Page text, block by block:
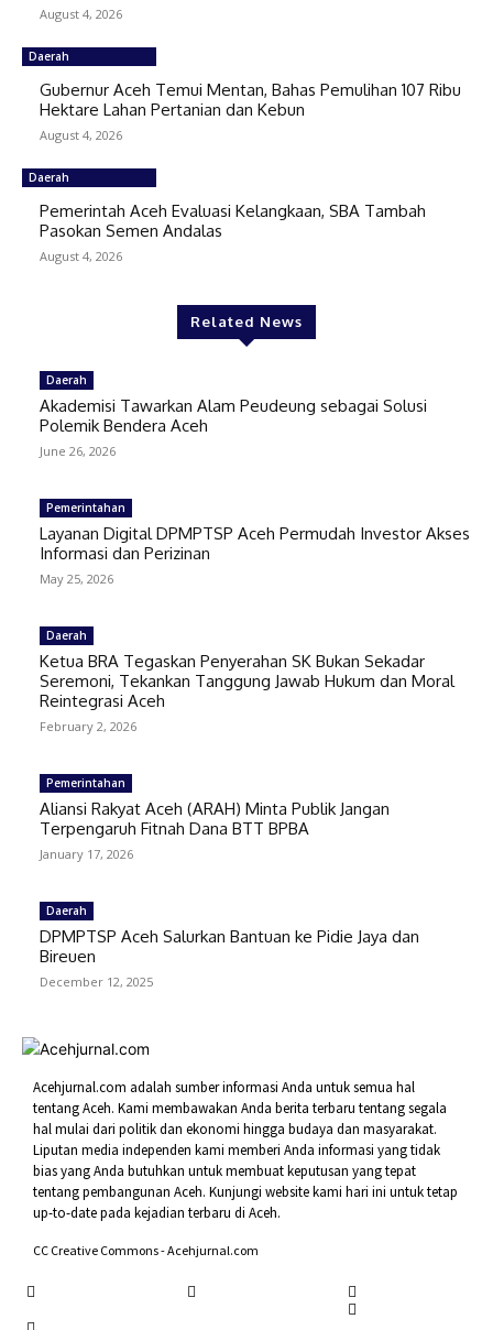
August 4, 2026
Daerah
Gubernur Aceh Temui Mentan, Bahas Pemulihan 107 Ribu
Hektare Lahan Pertanian dan Kebun
August 4, 2026
Daerah
Pemerintah Aceh Evaluasi Kelangkaan, SBA Tambah
Pasokan Semen Andalas
August 4, 2026
Related News
Daerah
Akademisi Tawarkan Alam Peudeung sebagai Solusi
Polemik Bendera Aceh
June 26, 2026
Pemerintahan
Layanan Digital DPMPTSP Aceh Permudah Investor Akses
Informasi dan Perizinan
May 25, 2026
Daerah
Ketua BRA Tegaskan Penyerahan SK Bukan Sekadar
Seremoni, Tekankan Tanggung Jawab Hukum dan Moral
Reintegrasi Aceh
February 2, 2026
Pemerintahan
Aliansi Rakyat Aceh (ARAH) Minta Publik Jangan
Terpengaruh Fitnah Dana BTT BPBA
January 17, 2026
Daerah
DPMPTSP Aceh Salurkan Bantuan ke Pidie Jaya dan
Bireuen
December 12, 2025
Acehjurnal.com adalah sumber informasi Anda untuk semua hal
tentang Aceh. Kami membawakan Anda berita terbaru tentang segala
hal mulai dari politik dan ekonomi hingga budaya dan masyarakat.
Liputan media independen kami memberi Anda informasi yang tidak
bias yang Anda butuhkan untuk membuat keputusan yang tepat
tentang pembangunan Aceh. Kunjungi website kami hari ini untuk tetap
up-to-date pada kejadian terbaru di Aceh.
CC Creative Commons - Acehjurnal.com